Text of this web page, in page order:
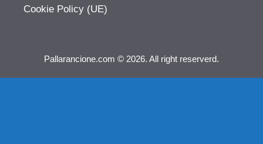
Cookie Policy (UE)
Pallarancione.com © 2026. All right reserverd.